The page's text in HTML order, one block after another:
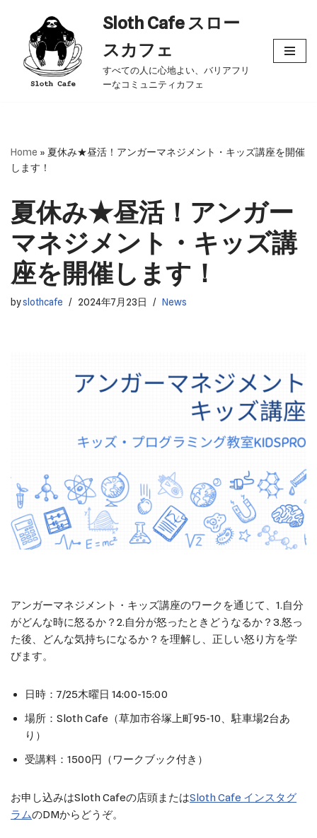
キ
ッ
Sloth Cafe スロー
スカフェ
すべての人に心地よい、バリアフリ
ーなコミュニティカフェ
Home » 夏休み★昼活！アンガーマネジメント・キッズ講座を開催
します！
夏休み★昼活！アンガー
マネジメント・キッズ講
座を開催します！
byslothcafe 2024年7月23日 News
アンガーマネジメント・キッズ講座のワークを通じて、1.自分
がどんな時に怒るか？2.自分が怒ったときどうなるか？3.怒っ
た後、どんな気持ちになるか？を理解し、正しい怒り方を学
びます。
日時：7/25木曜日 14:00-15:00
場所：Sloth Cafe（草加市谷塚上町95-10、駐車場2台あ
り）
受講料：1500円（ワークブック付き）
お申し込みはSloth Cafeの店頭またはSloth Cafe インスタグ
ラムのDMからどうぞ。